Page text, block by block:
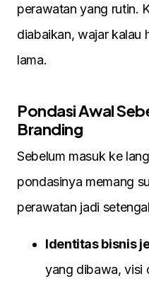
perawatan yang rutin.
diabaikan, wajar kalau
lama.
Pondasi Awal
Branding
Sebelum masuk ke
pondasinya memang
perawatan jadi
Identitas bisnis
yang dibawa, visi